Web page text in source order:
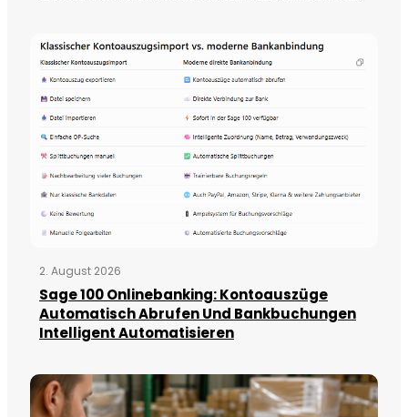
2. August 2026
Sage 100 Onlinebanking: Kontoauszüge
Automatisch Abrufen Und Bankbuchungen
Intelligent Automatisieren